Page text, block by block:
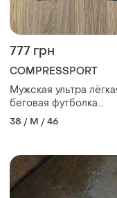
777 грн
COMPRESSPORT
Мужская ультра
беговая футболка
compressport
38 / M / 46